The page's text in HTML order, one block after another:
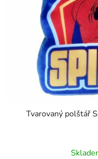
Tvarovaný polštář